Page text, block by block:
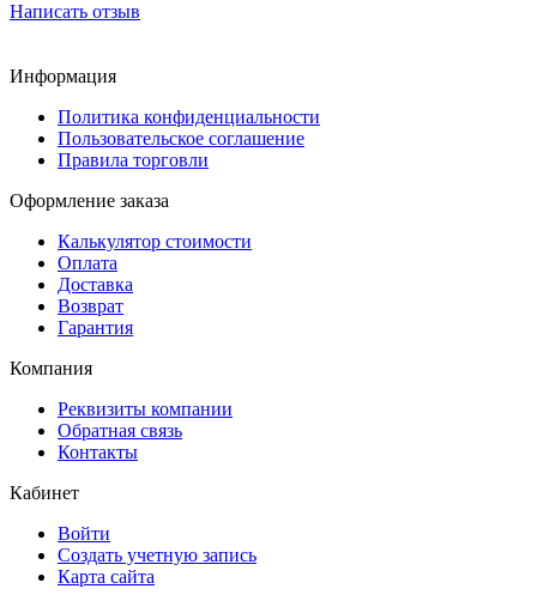
Написать отзыв
Информация
Политика конфиденциальности
Пользовательское соглашение
Правила торговли
Оформление заказа
Калькулятор стоимости
Оплата
Доставка
Возврат
Гарантия
Компания
Реквизиты компании
Обратная связь
Контакты
Кабинет
Войти
Создать учетную запись
Карта сайта